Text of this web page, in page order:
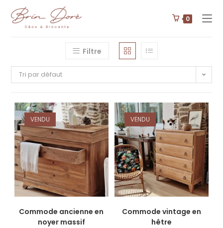
0
Filtre
Tri par défaut
VENDU
Commode ancienne en
noyer massif
VENDU
Commode vintage en
hêtre